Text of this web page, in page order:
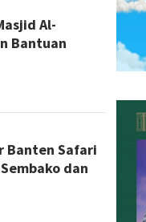
Al-
Bantuan
Banten Safari
dan